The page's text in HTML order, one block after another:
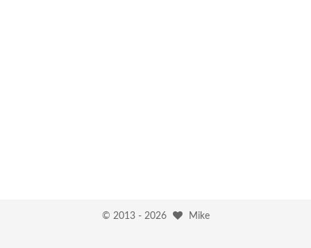
© 2013 - 2026 Mike